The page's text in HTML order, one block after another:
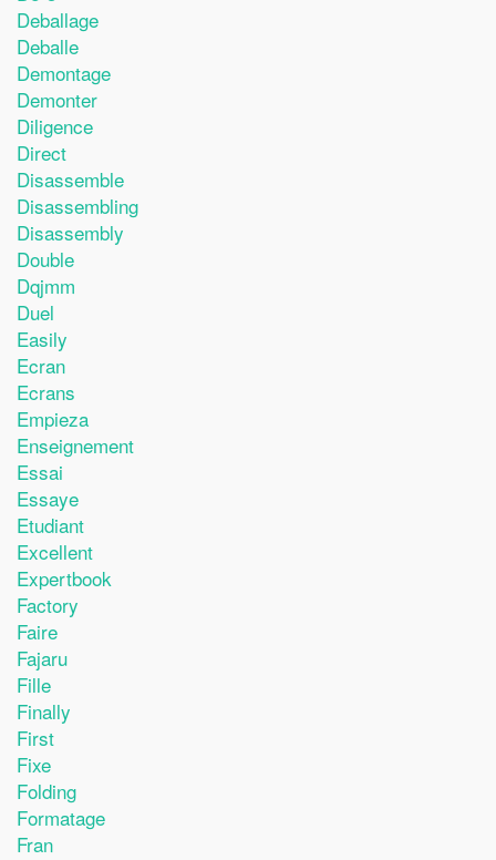
Deballage
Deballe
Demontage
Demonter
Diligence
Direct
Disassemble
Disassembling
Disassembly
Double
Dqjmm
Duel
Easily
Ecran
Ecrans
Empieza
Enseignement
Essai
Essaye
Etudiant
Excellent
Expertbook
Factory
Faire
Fajaru
Fille
Finally
First
Fixe
Folding
Formatage
Fran